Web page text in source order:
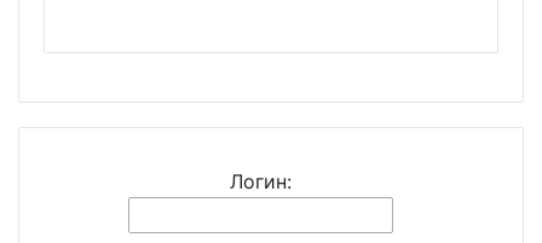
Логин: